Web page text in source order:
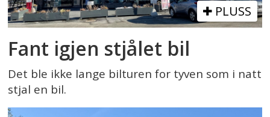
PLUSS
Fant igjen stjålet bil
Det ble ikke lange bilturen for tyven som i natt
stjal en bil.